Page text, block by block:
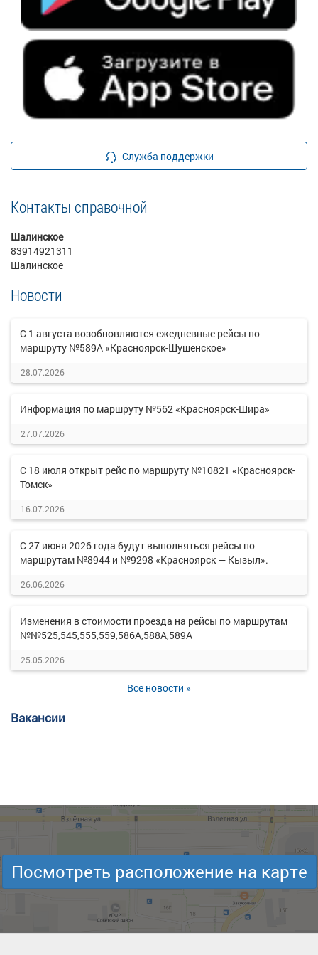
Служба поддержки
Контакты справочной
Шалинское
83914921311
Шалинское
Новости
С 1 августа возобновляются ежедневные рейсы по
маршруту №589А «Красноярск-Шушенское»
28.07.2026
Информация по маршруту №562 «Красноярск-Шира»
27.07.2026
С 18 июля открыт рейс по маршруту №10821 «Красноярск-
Томск»
16.07.2026
С 27 июня 2026 года будут выполняться рейсы по
маршрутам №8944 и №9298 «Красноярск — Кызыл».
26.06.2026
Изменения в стоимости проезда на рейсы по маршрутам
№№525,545,555,559,586А,588А,589А
25.05.2026
Все новости »
Вакансии
Посмотреть расположение на карте